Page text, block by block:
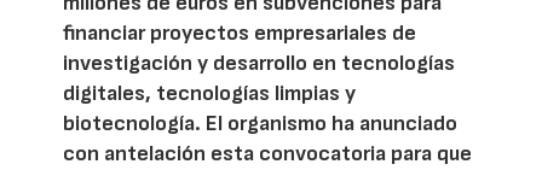
financiar proyectos empresariales de
investigación y desarrollo en tecnologías
digitales, tecnologías limpias y
biotecnología. El organismo ha anunciado
con antelación esta convocatoria para que